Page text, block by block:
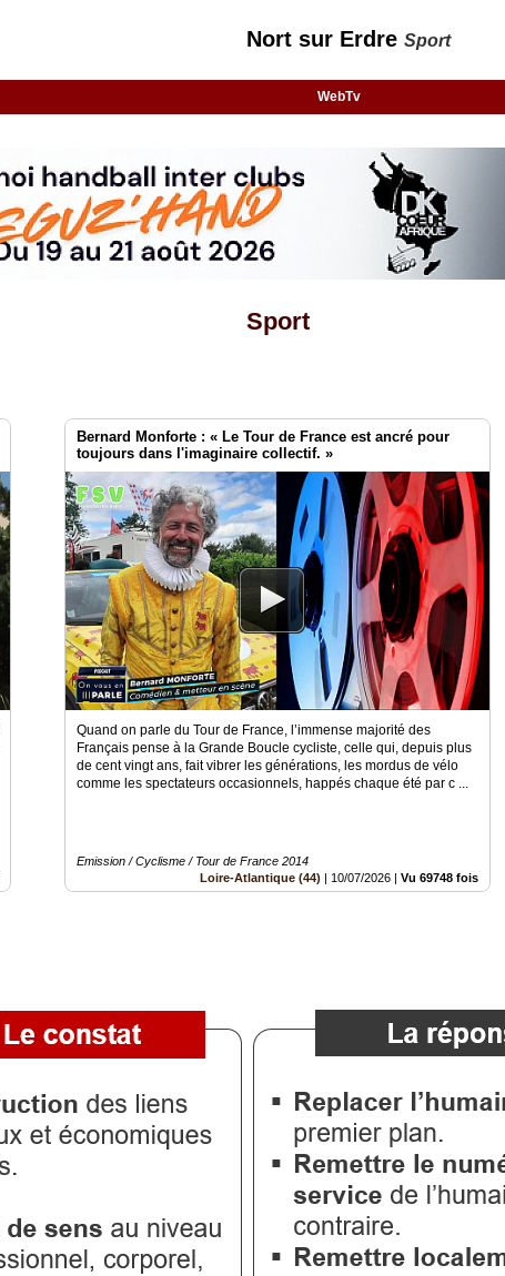
Nort sur Erdre Sport
WebTv
Sport
Bernard Monforte : « Le Tour de France est ancré pour
toujours dans l'imaginaire collectif. »
Quand on parle du Tour de France, l’immense majorité des
Français pense à la Grande Boucle cycliste, celle qui, depuis plus
de cent vingt ans, fait vibrer les générations, les mordus de vélo
comme les spectateurs occasionnels, happés chaque été par c ...
Emission / Cyclisme / Tour de France 2014
Loire-Atlantique (44) | 10/07/2026 | Vu 69748 fois